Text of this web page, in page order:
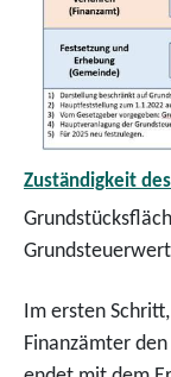
Zuständigkeit
Im ersten
Finanzämter